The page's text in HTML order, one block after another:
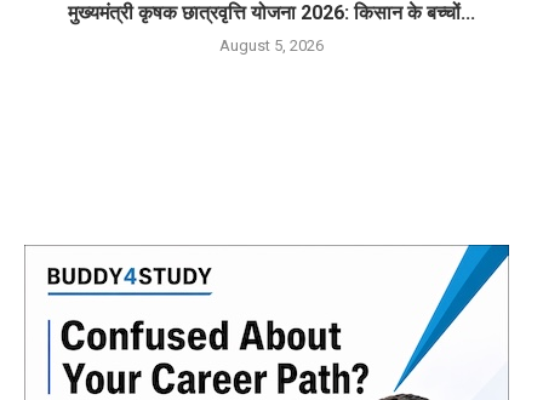
मुख्यमंत्री कृषक छात्रवृत्ति योजना 2026: किसान के बच्चों...
August 5, 2026